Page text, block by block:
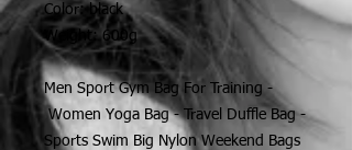
Color: black
Weight: 600g
Men Sport Gym Bag For Training -
Women Yoga Bag - Travel Duffle Bag -
Sports Swim Big Nylon Weekend Bags